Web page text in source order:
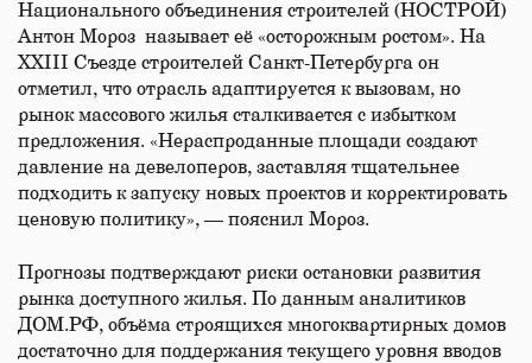
Национального объединения строителей (НОСТРОЙ)
Антон Мороз называет её «осторожным ростом». На
XXIII Съезде строителей Санкт-Петербурга он
отметил, что отрасль адаптируется к вызовам, но
рынок массового жилья сталкивается с избытком
предложения. «Нераспроданные площади создают
давление на девелоперов, заставляя тщательнее
подходить к запуску новых проектов и корректировать
ценовую политику», — пояснил Мороз.
Прогнозы подтверждают риски остановки развития
рынка доступного жилья. По данным аналитиков
ДОМ.РФ, объёма строящихся многоквартирных домов
достаточно для поддержания текущего уровня вводов